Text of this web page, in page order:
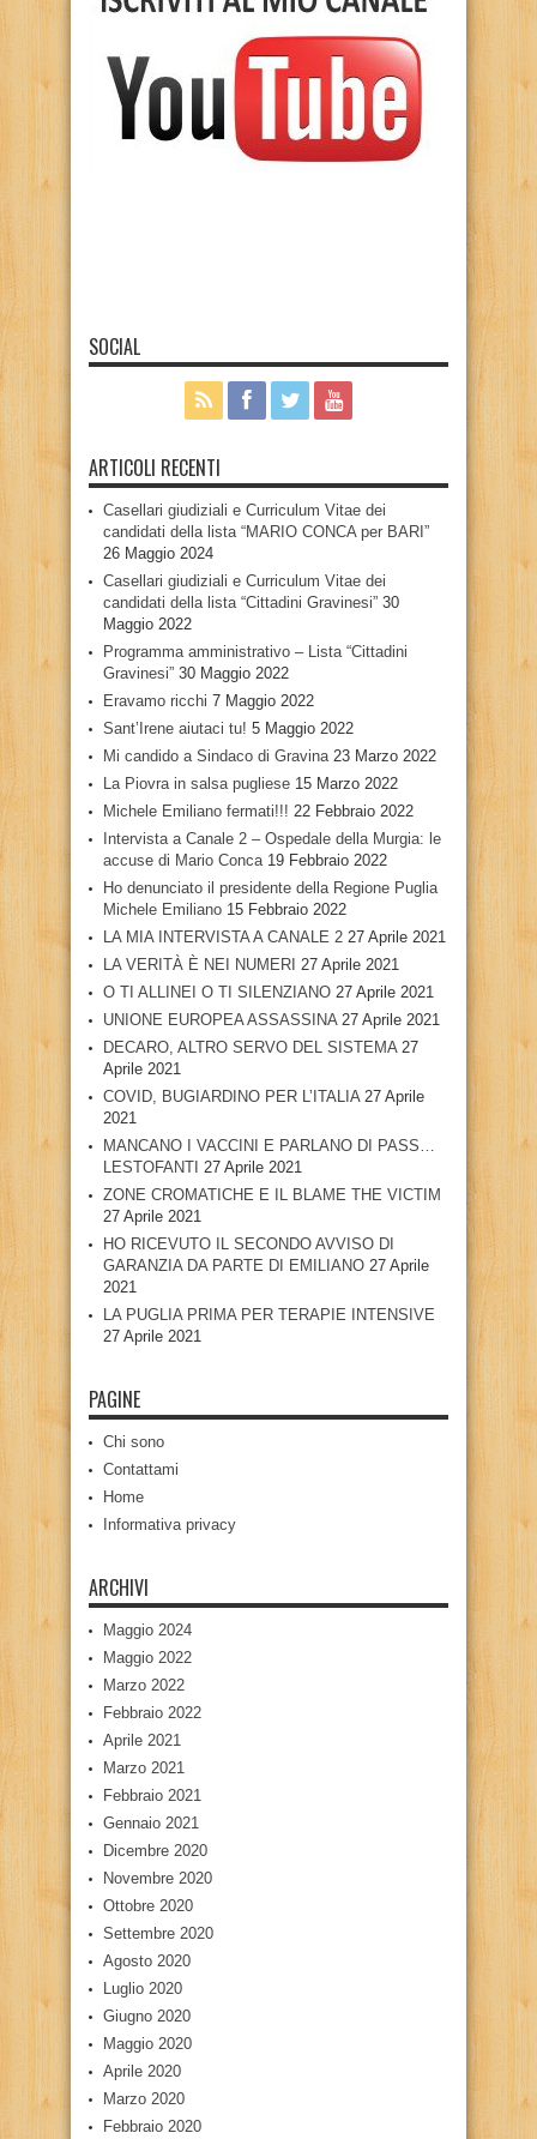
SOCIAL
ARTICOLI RECENTI
Casellari giudiziali e Curriculum Vitae dei
candidati della lista “MARIO CONCA per BARI”
26 Maggio 2024
Casellari giudiziali e Curriculum Vitae dei
candidati della lista “Cittadini Gravinesi” 30
Maggio 2022
Programma amministrativo – Lista “Cittadini
Gravinesi” 30 Maggio 2022
Eravamo ricchi 7 Maggio 2022
Sant’Irene aiutaci tu! 5 Maggio 2022
Mi candido a Sindaco di Gravina 23 Marzo 2022
La Piovra in salsa pugliese 15 Marzo 2022
Michele Emiliano fermati!!! 22 Febbraio 2022
Intervista a Canale 2 – Ospedale della Murgia: le
accuse di Mario Conca 19 Febbraio 2022
Ho denunciato il presidente della Regione Puglia
Michele Emiliano 15 Febbraio 2022
LA MIA INTERVISTA A CANALE 2 27 Aprile 2021
LA VERITÀ È NEI NUMERI 27 Aprile 2021
O TI ALLINEI O TI SILENZIANO 27 Aprile 2021
UNIONE EUROPEA ASSASSINA 27 Aprile 2021
DECARO, ALTRO SERVO DEL SISTEMA 27
Aprile 2021
COVID, BUGIARDINO PER L’ITALIA 27 Aprile
2021
MANCANO I VACCINI E PARLANO DI PASS…
LESTOFANTI 27 Aprile 2021
ZONE CROMATICHE E IL BLAME THE VICTIM
27 Aprile 2021
HO RICEVUTO IL SECONDO AVVISO DI
GARANZIA DA PARTE DI EMILIANO 27 Aprile
2021
LA PUGLIA PRIMA PER TERAPIE INTENSIVE
27 Aprile 2021
PAGINE
Chi sono
Contattami
Home
Informativa privacy
ARCHIVI
Maggio 2024
Maggio 2022
Marzo 2022
Febbraio 2022
Aprile 2021
Marzo 2021
Febbraio 2021
Gennaio 2021
Dicembre 2020
Novembre 2020
Ottobre 2020
Settembre 2020
Agosto 2020
Luglio 2020
Giugno 2020
Maggio 2020
Aprile 2020
Marzo 2020
Febbraio 2020